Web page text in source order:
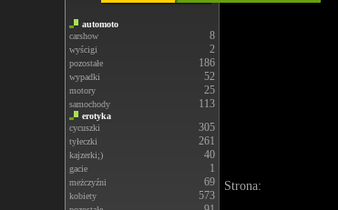
automoto
carshow
8
wyścigi 2
pozostałe 186
wypadki 52
motory 25
samochody 113
erotyka
cycuszki
305
tyłeczki 261
kajzerki;) 40
gacie 1
meżczyźni 69
kobiety 573
Strona: